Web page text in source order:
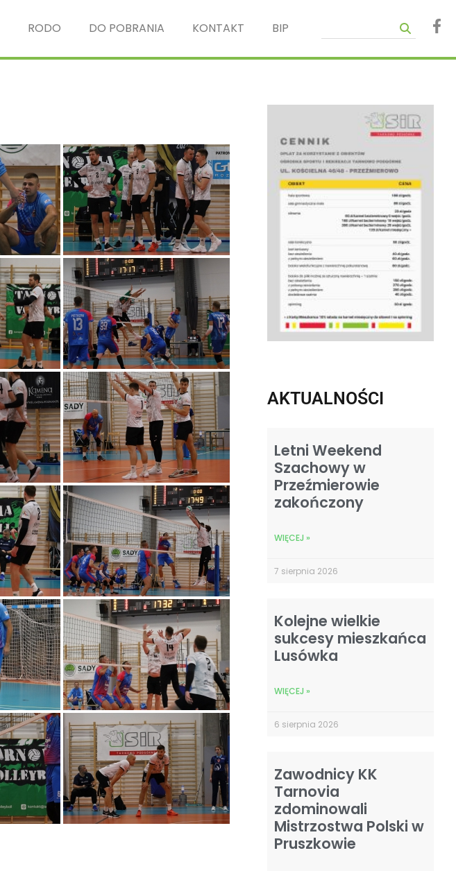
RODO DO POBRANIA KONTAKT BIP
AKTUALNOŚCI
Letni Weekend
Szachowy w
Przeźmierowie
zakończony
WIĘCEJ »
7 sierpnia 2026
Kolejne wielkie
sukcesy mieszkańca
Lusówka
WIĘCEJ »
6 sierpnia 2026
Zawodnicy KK
Tarnovia
zdominowali
Mistrzostwa Polski w
Pruszkowie